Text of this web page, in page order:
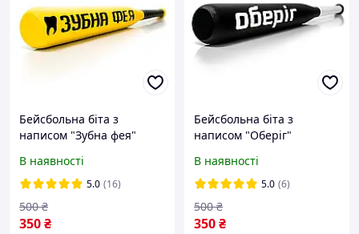
Бейсбольна біта з
написом "Зубна фея"
В наявності
5.0 (16)
350₴
500 ₴
Бейсбольна біта з
написом "Оберіг"
В наявності
5.0 (6)
350₴
500 ₴